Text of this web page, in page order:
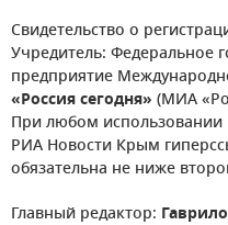
Свидетельство о
Учредитель: Федеральное
предприятие
«Россия сегодня» (МИА
При любом использовании
РИА Новости Крым
обязательна не ниже
Главный редактор: